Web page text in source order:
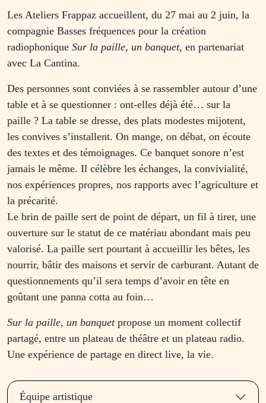
Les Ateliers Frappaz accueillent, du 27 mai au 2 juin, la
compagnie Basses fréquences pour la création
radiophonique Sur la paille, un banquet, en partenariat
avec La Cantina.
Des personnes sont conviées à se rassembler autour d’une
table et à se questionner : ont-elles déjà été… sur la
paille ? La table se dresse, des plats modestes mijotent,
les convives s’installent. On mange, on débat, on écoute
des textes et des témoignages. Ce banquet sonore n’est
jamais le même. Il célèbre les échanges, la convivialité,
nos expériences propres, nos rapports avec l’agriculture et
la précarité.
Le brin de paille sert de point de départ, un fil à tirer, une
ouverture sur le statut de ce matériau abondant mais peu
valorisé. La paille sert pourtant à accueillir les bêtes, les
nourrir, bâtir des maisons et servir de carburant. Autant de
questionnements qu’il sera temps d’avoir en tête en
goûtant une panna cotta au foin…
Sur la paille, un banquetpropose un moment collectif
partagé, entre un plateau de théâtre et un plateau radio.
Une expérience de partage en direct live, la vie.
Équipe artistique